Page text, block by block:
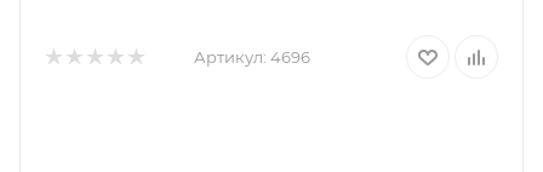
Артикул: 4696